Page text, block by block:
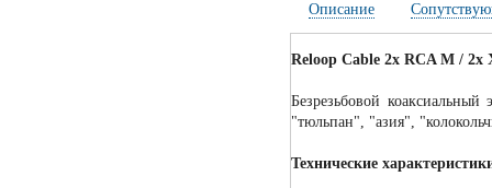
Описание
Reloop Cable 2x RCA M / 2x
Безрезьбовой
"тюльпан", "азия",
Технические